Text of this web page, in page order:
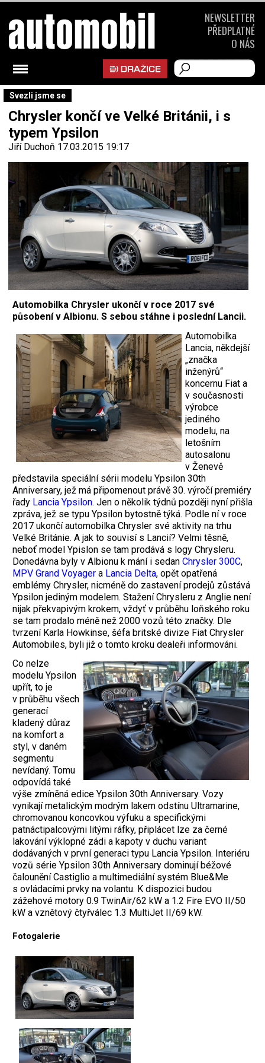
Svezli jsme se
Chrysler končí ve Velké Británii, i s
typem Ypsilon
Jiří Duchoň 17.03.2015 19:17
Automobilka Chrysler ukončí v roce 2017 své
působení v Albionu. S sebou stáhne i poslední Lancii.
Automobilka
Lancia, někdejší
„značka
inženýrů“
koncernu Fiat a
v současnosti
výrobce
jediného
modelu, na
letošním
autosalonu
v Ženevě
představila speciální sérii modelu Ypsilon 30th
Anniversary, jež má připomenout právě 30. výročí premiéry
řady Lancia Ypsilon. Jen o několik týdnů později nyní přišla
zpráva, jež se typu Ypsilon bytostně týká. Podle ní v roce
2017 ukončí automobilka Chrysler své aktivity na trhu
Velké Británie. A jak to souvisí s Lancií? Velmi těsně,
neboť model Ypislon se tam prodává s logy Chrysleru.
Donedávna byly v Albionu k mání i sedan Chrysler 300C,
MPV Grand Voyager a Lancia Delta, opět opatřená
emblémy Chrysler, nicméně do zastavení prodejů zůstává
Ypsilon jediným modelem. Stažení Chrysleru z Anglie není
nijak překvapivým krokem, vždyť v průběhu loňského roku
se tam prodalo méně než 2000 vozů této značky. Dle
tvrzení Karla Howkinse, šéfa britské divize Fiat Chrysler
Automobiles, byli již o tomto kroku dealeři informováni.
Co nelze
modelu Ypsilon
upřít, to je
v průběhu všech
generací
kladený důraz
na komfort a
styl, v daném
segmentu
nevídaný. Tomu
odpovídá také
výše zmíněná edice Ypsilon 30th Anniversary. Vozy
vynikají metalickým modrým lakem odstínu Ultramarine,
chromovanou koncovkou výfuku a specifickými
patnáctipalcovými litými ráfky, připlácet lze za černé
lakování výklopné zádi a kapoty v duchu variant
dodávaných v první generaci typu Lancia Ypsilon. Interiéru
vozů série Ypsilon 30th Anniversary dominují béžové
čalounění Castiglio a multimediální systém Blue&Me
s ovládacími prvky na volantu. K dispozici budou
zážehové motory 0.9 TwinAir/62 kW a 1.2 Fire EVO II/50
kW a vznětový čtyřválec 1.3 MultiJet II/69 kW.
Fotogalerie
NEWSLETTER
PŘEDPLATNÉ
O NÁS